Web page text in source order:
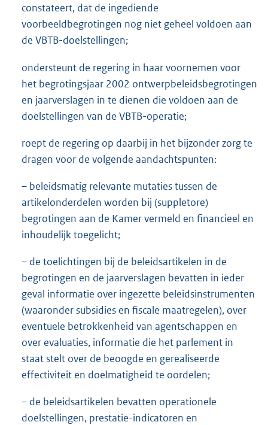
constateert, dat de ingediende
voorbeeldbegrotingen nog niet geheel voldoen aan
de VBTB-doelstellingen;
ondersteunt de regering in haar voornemen voor
het begrotingsjaar 2002 ontwerpbeleidsbegrotingen
en jaarverslagen in te dienen die voldoen aan de
doelstellingen van de VBTB-operatie;
roept de regering op daarbij in het bijzonder zorg te
dragen voor de volgende aandachtspunten:
– beleidsmatig relevante mutaties tussen de
artikelonderdelen worden bij (suppletore)
begrotingen aan de Kamer vermeld en financieel en
inhoudelijk toegelicht;
– de toelichtingen bij de beleidsartikelen in de
begrotingen en de jaarverslagen bevatten in ieder
geval informatie over ingezette beleidsinstrumenten
(waaronder subsidies en fiscale maatregelen), over
eventuele betrokkenheid van agentschappen en
over evaluaties, informatie die het parlement in
staat stelt over de beoogde en gerealiseerde
effectiviteit en doelmatigheid te oordelen;
– de beleidsartikelen bevatten operationele
doelstellingen, prestatie-indicatoren en